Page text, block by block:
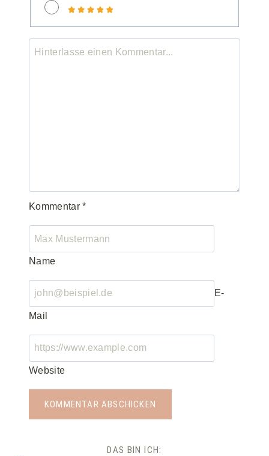
Kommentar*
Name
E-
Mail
Website
DAS BIN ICH: